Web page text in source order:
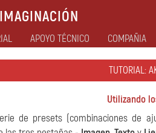
APOYO TÉCNICO COMPAÑIA
TUTORIAL:
Utilizando
de presets (combinaciones de